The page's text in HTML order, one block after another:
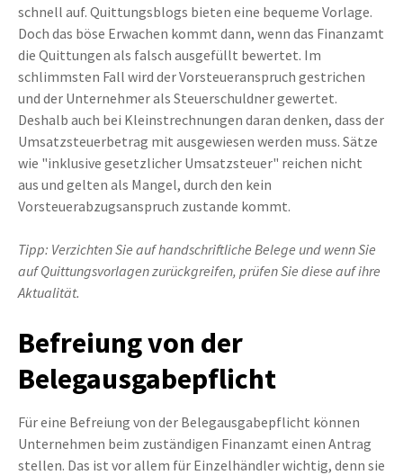
schnell auf. Quittungsblogs bieten eine bequeme Vorlage.
Doch das böse Erwachen kommt dann, wenn das Finanzamt
die Quittungen als falsch ausgefüllt bewertet. Im
schlimmsten Fall wird der Vorsteueranspruch gestrichen
und der Unternehmer als Steuerschuldner gewertet.
Deshalb auch bei Kleinstrechnungen daran denken, dass der
Umsatzsteuerbetrag mit ausgewiesen werden muss. Sätze
wie "inklusive gesetzlicher Umsatzsteuer" reichen nicht
aus und gelten als Mangel, durch den kein
Vorsteuerabzugsanspruch zustande kommt.
Tipp: Verzichten Sie auf handschriftliche Belege und wenn Sie
auf Quittungsvorlagen zurückgreifen, prüfen Sie diese auf ihre
Aktualität.
Befreiung von der
Belegausgabepflicht
Für eine Befreiung von der Belegausgabepflicht können
Unternehmen beim zuständigen Finanzamt einen Antrag
stellen. Das ist vor allem für Einzelhändler wichtig, denn sie